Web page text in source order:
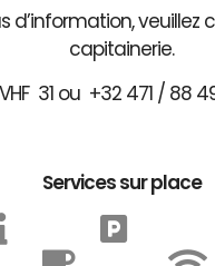
d’information, veuillez
capitainerie.
VHF 31 ou +32 471 / 88
Services sur place